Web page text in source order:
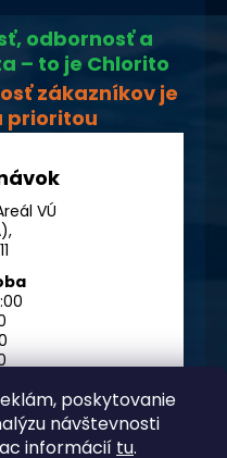
poskytovanie
návštevnosti
informácií tu.
odbornosť a
– to je Chlorito
zákazníkov je
prioritou
VÚ